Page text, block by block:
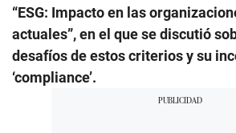
“ESG: Impacto en las
actuales”, en el que se discutió
desafíos de estos criterios y su
‘compliance’.